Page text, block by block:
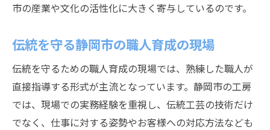
市の産業や文化の活性化に大きく寄与しているのです。
伝統を守る静岡市の職人育成の現場
伝統を守るための職人育成の現場では、熟練した職人が
直接指導する形式が主流となっています。静岡市の工房
では、現場での実務経験を重視し、伝統工芸の技術だけ
でなく、仕事に対する姿勢やお客様への対応方法なども